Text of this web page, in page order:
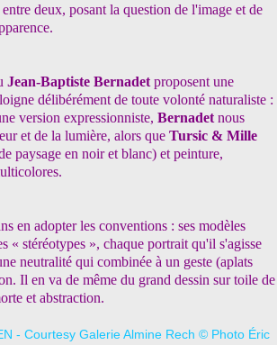
deux, posant la question de l'image et de
Jean-Baptiste Bernadet proposent une
délibérément de toute volonté naturaliste :
version expressionniste, Bernadet nous
et de la lumière, alors que Tursic & Mille
paysage en noir et blanc) et peinture,
en adopter les conventions : ses modèles
« stéréotypes », chaque portrait qu'il s'agisse
neutralité qui combinée à un geste (aplats
Il en va de même du grand dessin sur toile de
et abstraction.